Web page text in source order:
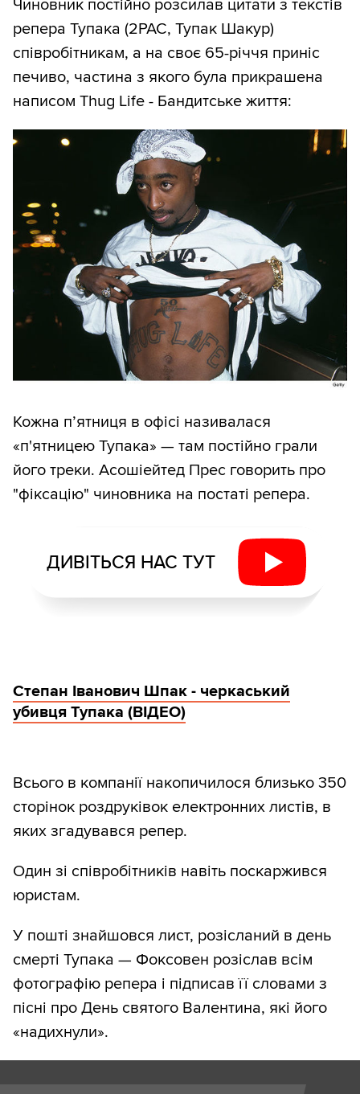
Чиновник постійно розсилав цитати з текстів
репера Тупака (2PAC, Тупак Шакур)
співробітникам, а на своє 65-річчя приніс
печиво, частина з якого була прикрашена
написом Thug Life - Бандитське життя:
Кожна п’ятниця в офісі називалася
«п'ятницею Тупака» — там постійно грали
його треки. Асошіейтед Прес говорить про
"фіксацію" чиновника на постаті репера.
ДИВІТЬСЯ НАС ТУТ
Степан Іванович Шпак - черкаський
убивця Тупака (ВІДЕО)
Всього в компанії накопичилося близько 350
сторінок роздруківок електронних листів, в
яких згадувався репер.
Один зі співробітників навіть поскаржився
юристам.
У пошті знайшовся лист, розісланий в день
смерті Тупака — Фоксовен розіслав всім
фотографію репера і підписав її словами з
пісні про День святого Валентина, які його
«надихнули».